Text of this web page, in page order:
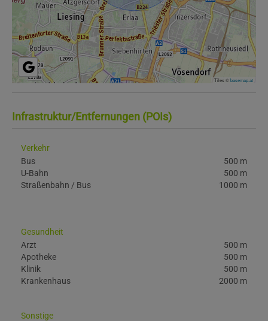
Tiles ©basemap.at
Infrastruktur/Entfernungen (POIs)
Verkehr
Bus
500 m
U-Bahn
500 m
Straßenbahn / Bus
1000 m
Gesundheit
Arzt
500 m
Apotheke
500 m
Klinik
500 m
Krankenhaus
2000 m
Sonstige